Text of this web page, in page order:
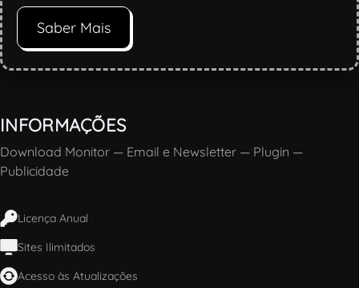
Saber Mais
INFORMAÇÕES
Download Monitor — Email e Newsletter — Plugin —
Publicidade
Licença Anual
Sites Ilimitados
Acesso às Atualizações